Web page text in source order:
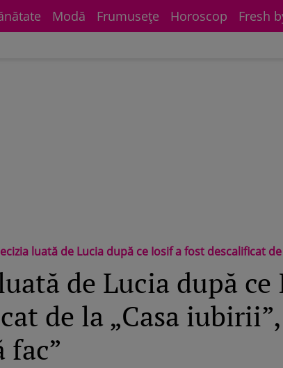
Modă Frumuseţe Horoscop Fresh
luată de Lucia după ce Iosif a fost descalificat
de Lucia după
de la „Casa
fac”